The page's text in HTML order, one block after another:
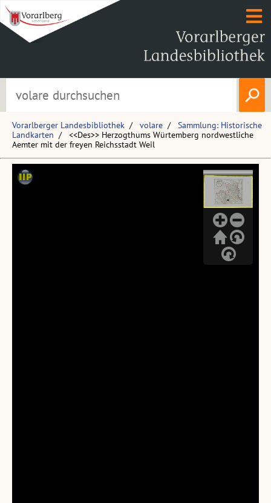
Vorarlberger Landesbibliothek volare
Sammlung: Historische
Landkarten
<<Des>> Herzogthums Würtemberg nordwestliche
Aemter mit der freyen Reichsstadt Weil